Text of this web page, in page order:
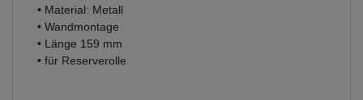
• Material: Metall
• Wandmontage
• Länge 159 mm
• für Reserverolle